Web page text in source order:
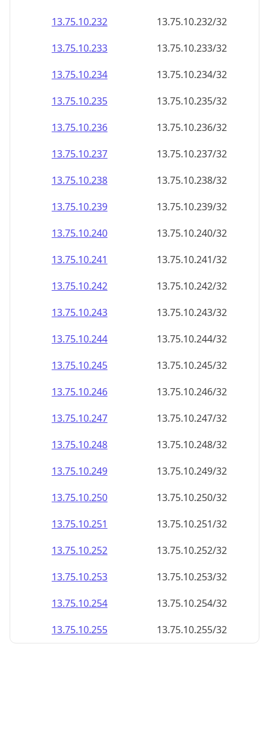
13.75.10.232
13.75.10.232/32
13.75.10.233
13.75.10.233/32
13.75.10.234
13.75.10.234/32
13.75.10.235
13.75.10.235/32
13.75.10.236
13.75.10.236/32
13.75.10.237
13.75.10.237/32
13.75.10.238
13.75.10.238/32
13.75.10.239
13.75.10.239/32
13.75.10.240
13.75.10.240/32
13.75.10.241
13.75.10.241/32
13.75.10.242
13.75.10.242/32
13.75.10.243
13.75.10.243/32
13.75.10.244
13.75.10.244/32
13.75.10.245
13.75.10.245/32
13.75.10.246
13.75.10.246/32
13.75.10.247
13.75.10.247/32
13.75.10.248
13.75.10.248/32
13.75.10.249
13.75.10.249/32
13.75.10.250
13.75.10.250/32
13.75.10.251
13.75.10.251/32
13.75.10.252
13.75.10.252/32
13.75.10.253
13.75.10.253/32
13.75.10.254
13.75.10.254/32
13.75.10.255
13.75.10.255/32